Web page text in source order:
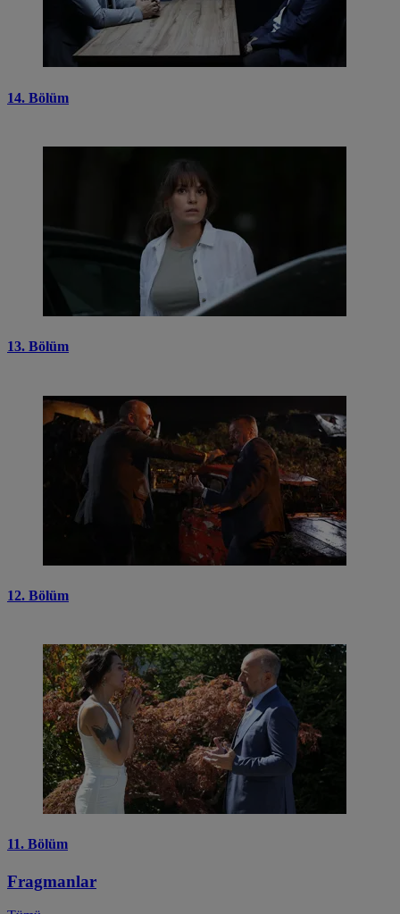
14. Bölüm
13. Bölüm
12. Bölüm
11. Bölüm
Fragmanlar